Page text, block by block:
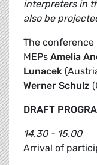
interpreters in
also be
The conference
MEPs Amelia
Lunacek
Werner Schulz
DRAFT
14.30 - 15.00
Arrival of